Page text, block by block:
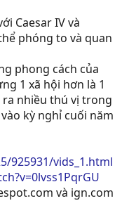
Caesar IV và
phóng to và quan
phong cách của
1 xã hội hơn là 1
ra nhiều thú vị trong
kỳ nghỉ cuối năm
925931/vids_1.html
và ign.com​